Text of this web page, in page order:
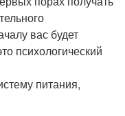
вас будет
психологический
питания,